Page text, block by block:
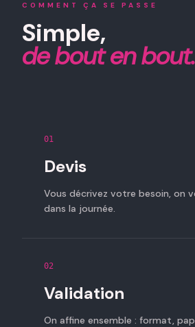
COMMENT ÇA SE PASSE
Simple,
de bout en bout.
01
Devis
Vous décrivez votre besoin, on
dans la journée.
02
Validation
On affine ensemble : format,